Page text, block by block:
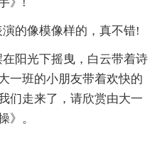
的像模像样的，真不错!
阳光下摇曳，白云带着诗
一班的小朋友带着欢快的
们走来了，请欣赏由大一
》。